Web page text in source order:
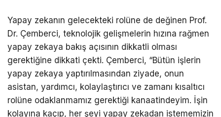
Yapay zekanın gelecekteki rolüne de değinen Prof.
Dr. Çemberci, teknolojik gelişmelerin hızına rağmen
yapay zekaya bakış açısının dikkatli olması
gerektiğine dikkati çekti. Çemberci, “Bütün işlerin
yapay zekaya yaptırılmasından ziyade, onun
asistan, yardımcı, kolaylaştırıcı ve zamanı kısaltıcı
rolüne odaklanmamız gerektiği kanaatindeyim. İşin
kolayına kaçıp, her şeyi yapay zekadan istememizin